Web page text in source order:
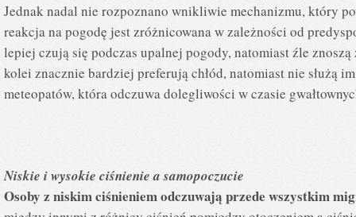
Jednak nadal nie rozpoznano wnikliwie mechanizmu, który
reakcja na pogodę jest zróżnicowana w zależności od
lepiej czują się podczas upalnej pogody, natomiast źle
kolei znacznie bardziej preferują chłód, natomiast nie służą
meteopatów, która odczuwa dolegliwości w czasie
Niskie i wysokie ciśnienie a samopoczucie
Osoby z niskim ciśnieniem odczuwają przede wszystkim